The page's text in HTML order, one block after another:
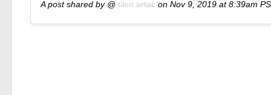
A post shared by @ tilen.artac on Nov 9, 2019 at 8:39am